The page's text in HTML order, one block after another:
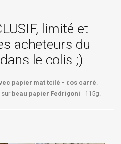
limité et
acheteurs du
le colis ;)
papier mat toilé - dos carré.
sur beau papier Fedrigoni - 115g.